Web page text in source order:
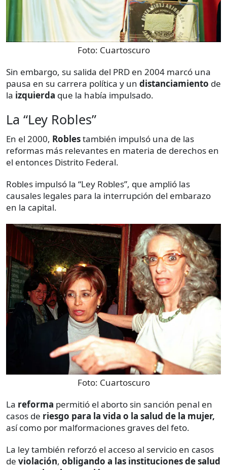
Foto: Cuartoscuro
Sin embargo, su salida del PRD en 2004 marcó una
pausa en su carrera política y un distanciamiento de
la izquierda que la había impulsado.
La “Ley Robles”
En el 2000, Roblestambién impulsó una de las
reformas más relevantes en materia de derechos en
el entonces Distrito Federal.
Robles impulsó la “Ley Robles”, que amplió las
causales legales para la interrupción del embarazo
en la capital.
Foto: Cuartoscuro
La reforma permitió el aborto sin sanción penal en
casos de riesgo para la vida o la salud de la mujer,
así como por malformaciones graves del feto.
La ley también reforzó el acceso al servicio en casos
de violación, obligando a las instituciones de salud